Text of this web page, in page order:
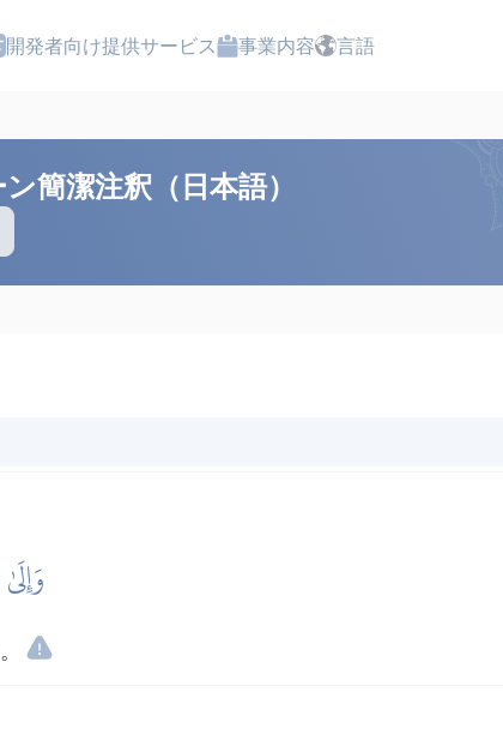
開発者向け提供サービス 事業内容 言語
簡潔注釈（日本語）